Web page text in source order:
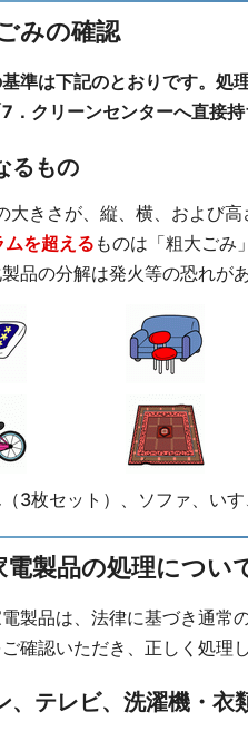
みの確認
準は下記のとおりです。処
．クリーンセンターへ直接持
るもの
大きさが、縦、横、および
を超える ものは「粗大ごみ
品の分解は発火等の恐れが
3枚セット）、ソファ、い
電製品の処理につい
製品は、法律に基づき通常
確認いただき、正しく処理
、テレビ、洗濯機・衣